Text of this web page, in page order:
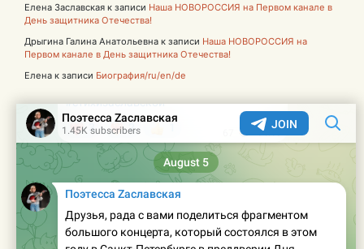
Елена Заславская к записи Наша НОВОРОССИЯ на Первом канале в
День защитника Отечества!
Дрыгина Галина Анатольевна к записи Наша НОВОРОССИЯ на
Первом канале в День защитника Отечества!
Елена к записи Биография/ru/en/de